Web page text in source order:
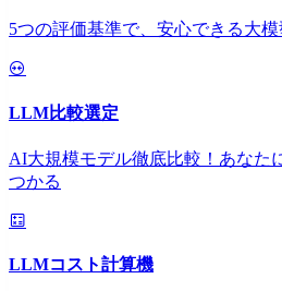
5つの評価基準で、安心できる大
LLM比較選定
AI大規模モデル徹底比較！あなた
つかる
LLMコスト計算機